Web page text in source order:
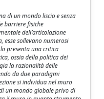
di un mondo liscio e senza
barriere fisiche
dell’articolazione
esse sollevano numerosi
presenta una critica
ossia della politica dei
la razionalità delle
da due paradigmi
si individua nel muro
un mondo globale privo di